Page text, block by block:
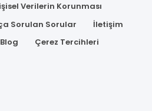
Verilerin Korunması
Sorulan Sorular
İletişim
Blog Çerez Tercihleri